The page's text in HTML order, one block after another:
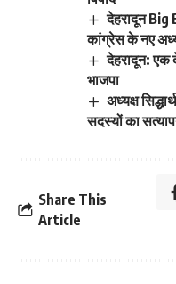
देहरादून Big
कांग्रेस के नए
देहरादून: एक
भाजपा
अध्यक्ष
सदस्यों का
Share This
Article